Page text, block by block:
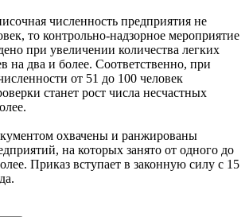
численность предприятия не
то контрольно-надзорное мероприятие
при увеличении количества легких
на два и более. Соответственно, при
от 51 до 100 человек
станет рост числа несчастных
охвачены и ранжированы
на которых занято от одного до
Приказ вступает в законную силу с 15